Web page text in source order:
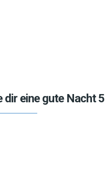
dir eine gute Nacht 5